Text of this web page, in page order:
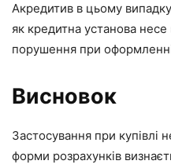
Акредитив в цьому
як кредитна установа несе
порушення при
Висновок
Застосування при купівлі
форми розрахунків